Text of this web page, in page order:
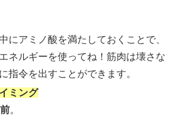
にアミノ酸を満たしておくことで、
ネルギーを使ってね！筋肉は壊さな
指令を出すことができます。
ミング
。